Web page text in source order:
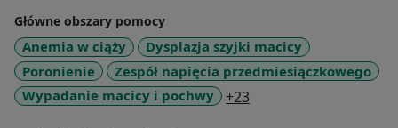
Główne obszary pomocy
Anemia w ciąży
Dysplazja szyjki macicy
Poronienie
Zespół napięcia przedmiesiączkowego
Wypadanie macicy i pochwy
+23